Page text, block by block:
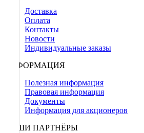
Доставка
Оплата
Контакты
Новости
Индивидуальные заказы
ИНФОРМАЦИЯ
Полезная информация
Правовая информация
Документы
Информация для акционеров
НАШИ ПАРТНЁРЫ